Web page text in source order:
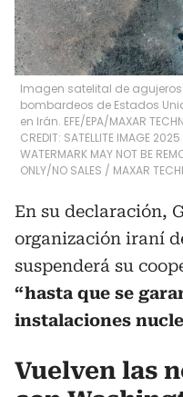
Imagen satelital de
bombardeos de Estados
en Irán. EFE/EPA/MAXAR
CREDIT: SATELLITE IMAGE
WATERMARK MAY NOT BE
ONLY/NO SALES / MAXAR
En su declaración,
organización iraní
suspenderá su
“hasta que se
instalaciones
Vuelven las